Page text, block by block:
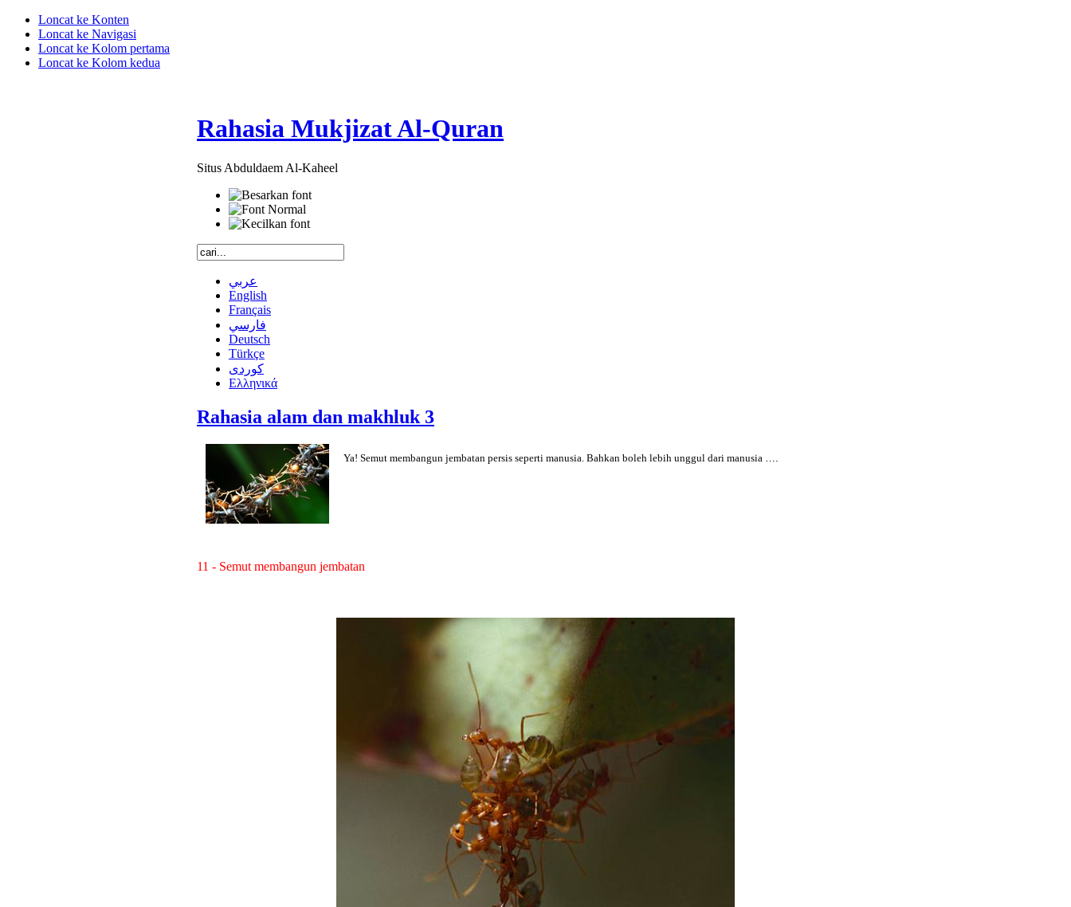
Loncat ke Konten
Loncat ke Navigasi
Loncat ke Kolom pertama
Loncat ke Kolom kedua
Rahasia Mukjizat Al-Quran
Situs Abduldaem Al-Kaheel
عربي
English
Français
فارسي
Deutsch
Türkçe
كوردى
Ελληνικά
Rahasia alam dan makhluk 3
Ya! Semut membangun jembatan persis seperti manusia. Bahkan boleh lebih unggul dari manusia
11 - Semut membangun jembatan